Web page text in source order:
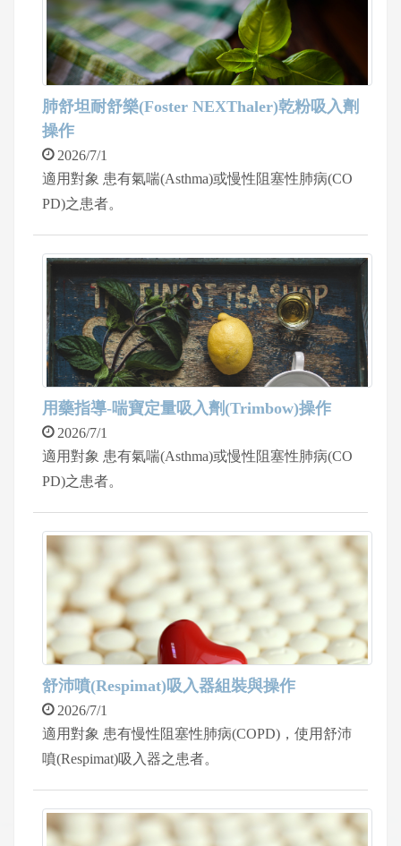
肺舒坦耐舒樂(Foster NEXThaler)乾粉吸入劑
操作
2026/7/1
適用對象 患有氣喘(Asthma)或慢性阻塞性肺病(CO
PD)之患者。
用藥指導-喘寶定量吸入劑(Trimbow)操作
2026/7/1
適用對象 患有氣喘(Asthma)或慢性阻塞性肺病(CO
PD)之患者。
舒沛噴(Respimat)吸入器組裝與操作
2026/7/1
適用對象 患有慢性阻塞性肺病(COPD)，使用舒沛
噴(Respimat)吸入器之患者。